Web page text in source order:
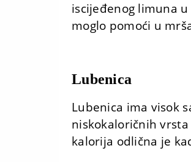
iscijeđenog limuna
moglo pomoći u
Lubenica
Lubenica ima visok
niskokaloričnih
kalorija odlična je